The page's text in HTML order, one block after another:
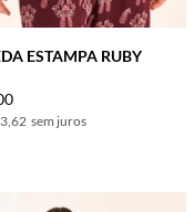
ESTAMPA RUBY
sem juros